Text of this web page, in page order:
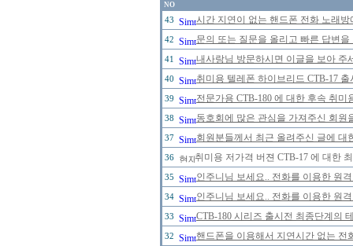
NO
43 시간 지연이 없는 핸드폰 전화 노래
42 문의 또는 질문을 올리고 빠른 답변
41 내사랑님 방문하시면 이글을 보아 주
40 취미용 텔레폰 하이브리드 CTB-17
39 전문가용 CTB-180 에 대한 후속 취
38 동호회에 많은 관심을 가져주신 회
37 회원분들께서 최근 올려주신 글에
36 취미용 저가격 버젼 CTB-17 에 대한
35 인주니님 보세요.. 전화를 이용한 원
34 인주니님 보세요.. 전화를 이용한 원
33 CTB-180 시리즈 출시전 최종단계의
32 핸드폰을 이용해서 지연시간 없는